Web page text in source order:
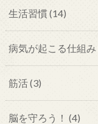
生活習慣(14)
病気が起こる仕組み
筋活(3)
脳を守ろう！ (4)